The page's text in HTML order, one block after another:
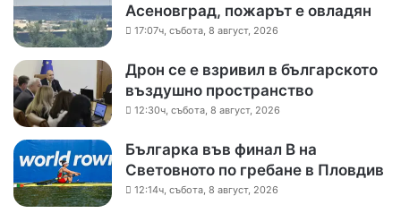
Асеновград, пожарът е овладян
17:07ч, събота, 8 август, 2026
Дрон се е взривил в българското
въздушно пространство
12:30ч, събота, 8 август, 2026
Българка във финал B на
Световното по гребане в Пловдив
12:14ч, събота, 8 август, 2026